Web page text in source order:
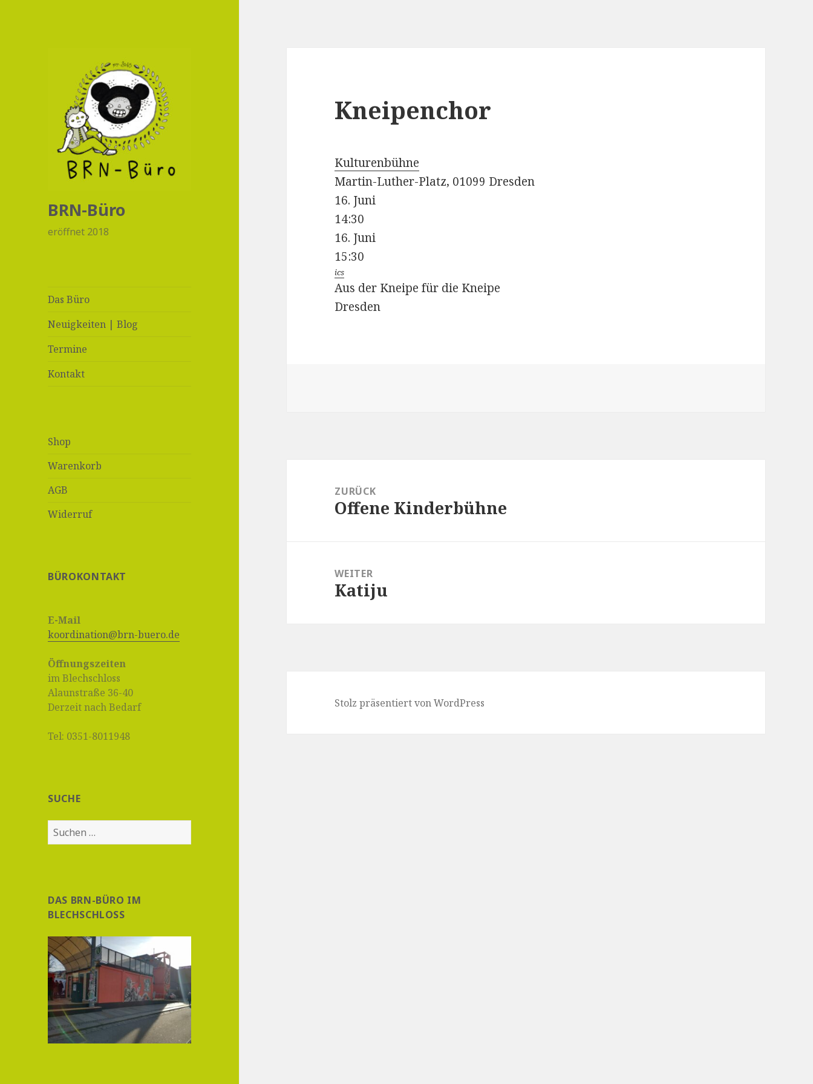
BRN-Büro
eröffnet 2018
Das Büro
Neuigkeiten | Blog
Termine
Kontakt
Shop
Warenkorb
AGB
Widerruf
BÜROKONTAKT
E-Mail
koordination@brn-buero.de
Öffnungszeiten
im Blechschloss
Alaunstraße 36-40
Derzeit nach Bedarf
Tel: 0351-8011948
SUCHE
Suchen
nach:
DAS BRN-BÜRO IM
BLECHSCHLOSS
Kneipenchor
Kulturenbühne
Martin-Luther-Platz, 01099 Dresden
16. Juni
14:30
16. Juni
15:30
ics
Aus der Kneipe für die Kneipe
Dresden
ZURÜCK
Vorheriger
Offene Kinderbühne
WEITER
Nächster
Katiju
Stolz präsentiert von WordPress